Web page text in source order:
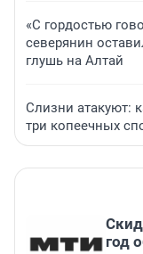
«С гордостью
северянин
глушь на Алтай
Слизни атакуют:
три копеечных
год